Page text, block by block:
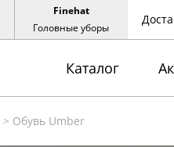
Finehat
Головные уборы
Каталог
> Обувь Umber